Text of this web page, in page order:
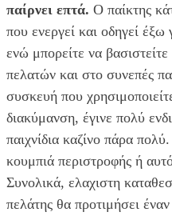
παίρνει επτά. Ο παίκτης
που ενεργεί και οδηγεί έξω
ενώ μπορείτε να
πελατών και στο συνεπές
συσκευή που
διακύμανση, έγινε πολύ
παιχνίδια καζίνο πάρα
κουμπιά περιστροφής ή
Συνολικά, ελαχιστη
πελάτης θα προτιμήσει